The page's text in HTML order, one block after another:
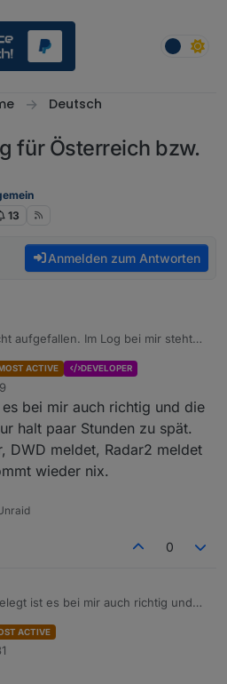
Deutsch
für Österreich bzw.
13
Anmelden zum Antworten
aufgefallen. Im Log bei mir steht
dir richtige UWZDE47xxx angelegt
MOST ACTIVE DEVELOPER
bei mir auch richtig und die
halt paar Stunden zu spät.
DWD meldet, Radar2 meldet
wieder nix.
0
ist es bei mir auch richtig und
wieder, DWD meldet, Radar2 meldet
ACTIVE